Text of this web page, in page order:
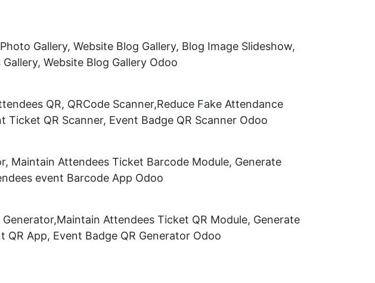
Gallery, Website Blog Gallery, Blog Image Slideshow,
Website Blog Gallery Odoo
QR, QRCode Scanner,Reduce Fake Attendance
QR Scanner, Event Badge QR Scanner Odoo
Maintain Attendees Ticket Barcode Module, Generate
event Barcode App Odoo
Attendees Ticket QR Module, Generate
App, Event Badge QR Generator Odoo